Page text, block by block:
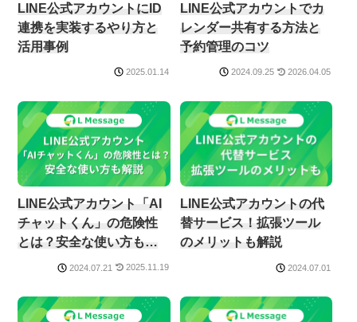
LINE公式アカウントにID
連携を実装するやり方と
活用事例
2025.01.14
LINE公式アカウントでカ
レンダー共有する方法と
予約管理のコツ
2024.09.25 2026.04.05
LINE公式アカウント「AI
チャットくん」の危険性
とは？安全な使い方も解
2024.07.21 2025.11.19
LINE公式アカウントの代
替サービス！拡張ツール
のメリットも解説
2024.07.01